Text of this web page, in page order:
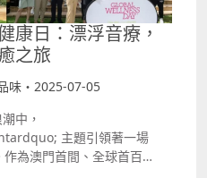
林的藤椅上靜坐，看陽光
晚看夕陽將海面染成流動
緒。 鷺環海天度假酒店定
與 Soul Healing Macau
聲頻浴之旅。參加者在溫
尋平衡。置身自然懷抱，
。無論是初探聲療的探索
按下暫停鍵，都能在此被
酒吧區，吹吹海風、嘆杯
美食之都廚藝展示 料理
追「黑白大廚」一樣上癮
創意城市美食之都」的頂
溢的廚藝秀，近距離觀賞
見香料，創新演繹東南亞
有表演後的免費試吃環
心水預告：往年的人氣場
康日：漂浮音療，
之旅
味・2025-07-05
中，
主題引領著一場
為澳門首間、全球首百間